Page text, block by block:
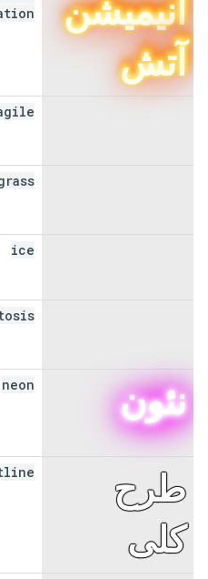
انیمیشن
آتش
ice
نئون neon
طرح
کلی